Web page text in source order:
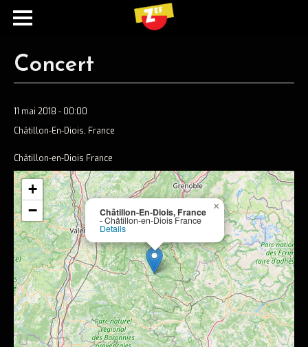
Ecouter
Spotify
Apple music
Concerts
Concerts passés
Vidéos
Concert
11 mai 2018 - 00:00
Châtillon-En-Diois, France
Châtillon-en-Diois France
Châtillon-En-Diois, France
- Châtillon-en-Diois France
Details
×
+
−